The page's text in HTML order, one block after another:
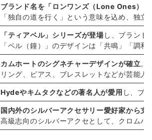
ブランド名を「ロンワンズ（Lone Ones）
「独自の道を行く」という意味を込め、独
「ティアベル」シリーズが登場し、ブランド
「ベル（鐘）」のデザインは「共鳴」「調和
カムホートのシグネチャーデザインが確立。
リング、ピアス、ブレスレットなどが芸能
Hydeやキムタクなどの著名人が愛用 し、ブ
国内外のシルバーアクセサリー愛好家から支
高級志向のシルバーアクセとして、クロムハ